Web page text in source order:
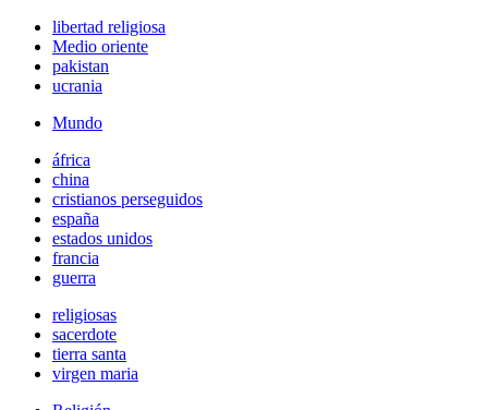
libertad religiosa
Medio oriente
pakistan
ucrania
Mundo
áfrica
china
cristianos perseguidos
españa
estados unidos
francia
guerra
religiosas
sacerdote
tierra santa
virgen maria